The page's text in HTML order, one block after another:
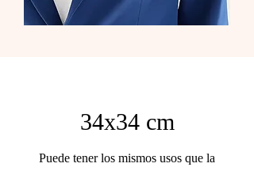
34x34 cm
Puede tener los mismos usos que la